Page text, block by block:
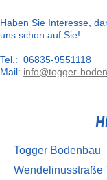
Haben Sie Interesse,
uns schon auf Sie!
Tel.: 06835-9551118
Mail: info@togger-
Togger Bodenbau
Wendelinusstraße